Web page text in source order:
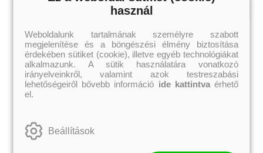
Külföldiek
Brigid Kemmerer
Cassandra Clare
Colleen Hoover
Elle Kennedy
Erin Watt
Holly Webb
Jenny Han
Leigh Bardugo
Maggie Stiefvater
Magyarok
Ashley Carrigan
Benina
Bessenyei Gábor
Bodor Attila
Böszörményi Gyula
használ
Weboldalunk tartalmának személyre szabott
megjelenítése és a böngészési élmény biztosítása
érdekében sütiket (cookie), illetve egyéb technológiákat
alkalmazunk. A sütik használatára vonatkozó
irányelveinkről, valamint azok testreszabási
lehetőségeiről bővebb információ ide kattintvaérhető
el.
Beállítások